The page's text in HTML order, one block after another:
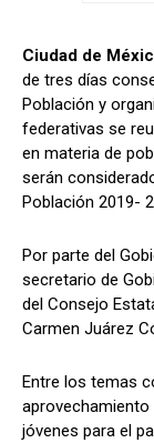
Ciudad de
de tres días
Población y
federativas se
en materia de
serán
Población 2019-
Por parte del
secretario de
del Consejo
Carmen Juárez
Entre los temas
jóvenes para el